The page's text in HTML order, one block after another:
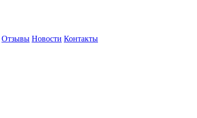
Отзывы Новости Контакты